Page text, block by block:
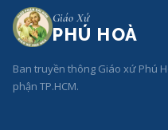
Giáo Xứ
PHÚ HOÀ
Ban truyền thông Giáo xứ Phú
phận TP.HCM.